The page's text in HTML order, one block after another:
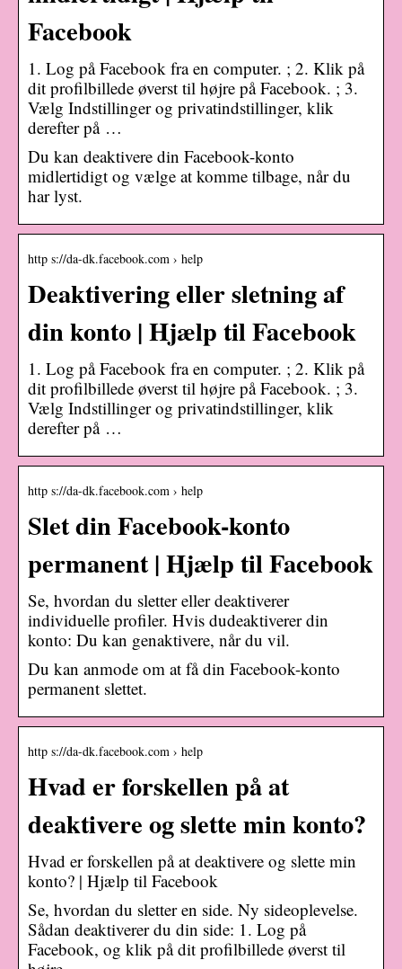
Facebook
1. Log på Facebook fra en computer. ; 2. Klik på
dit profilbillede øverst til højre på Facebook. ; 3.
Vælg Indstillinger og privatindstillinger, klik
derefter på …
Du kan deaktivere din Facebook-konto
midlertidigt og vælge at komme tilbage, når du
har lyst.
http s://da-dk.facebook.com › help
Deaktivering eller sletning af
din konto | Hjælp til Facebook
1. Log på Facebook fra en computer. ; 2. Klik på
dit profilbillede øverst til højre på Facebook. ; 3.
Vælg Indstillinger og privatindstillinger, klik
derefter på …
http s://da-dk.facebook.com › help
Slet din Facebook-konto
permanent | Hjælp til Facebook
Se, hvordan du sletter eller deaktiverer
individuelle profiler. Hvis dudeaktiverer din
konto: Du kan genaktivere, når du vil.
Du kan anmode om at få din Facebook-konto
permanent slettet.
http s://da-dk.facebook.com › help
Hvad er forskellen på at
deaktivere og slette min konto?
Hvad er forskellen på at deaktivere og slette min
konto? | Hjælp til Facebook
Se, hvordan du sletter en side. Ny sideoplevelse.
Sådan deaktiverer du din side: 1. Log på
Facebook, og klik på dit profilbillede øverst til